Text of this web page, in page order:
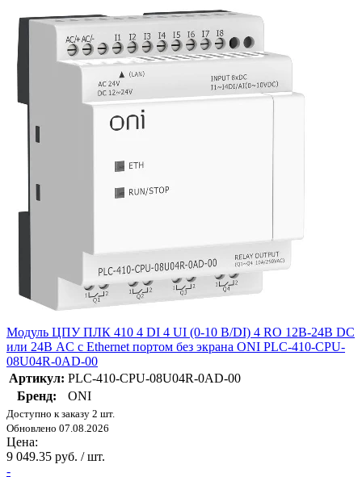
Модуль ЦПУ ПЛК 410 4 DI 4 UI (0-10 В/DI) 4 RO 12В-24В DC
или 24В AC с Ethernet портом без экрана ONI PLC-410-CPU-
08U04R-0AD-00
Артикул: PLC-410-CPU-08U04R-0AD-00
Бренд:
ONI
Доступно к заказу 2 шт.
Обновлено 07.08.2026
Цена:
9 049.35 руб. / шт.
-